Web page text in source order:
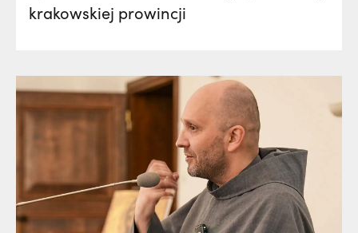
krakowskiej prowincji